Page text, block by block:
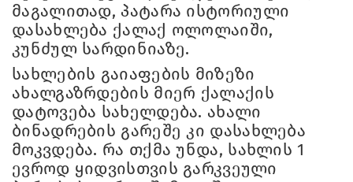
მაგალითად, პატარა ისტორიული
დასახლება ქალაქ ოლოლაიში,
კუნძულ სარდინიაზე.
სახლების გაიაფების მიზეზი
ახალგაზრდების მიერ ქალაქის
დატოვება სახელდება. ახალი
ბინადრების გარეშე კი დასახლება
მოკვდება. რა თქმა უნდა, სახლის 1
ევროდ ყიდვისთვის გარკვეული